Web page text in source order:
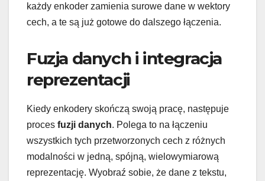
każdy enkoder zamienia surowe dane w wektory
cech, a te są już gotowe do dalszego łączenia.
Fuzja danych i integracja
reprezentacji
Kiedy enkodery skończą swoją pracę, następuje
proces fuzji danych. Polega to na łączeniu
wszystkich tych przetworzonych cech z różnych
modalności w jedną, spójną, wielowymiarową
reprezentację. Wyobraź sobie, że dane z tekstu,